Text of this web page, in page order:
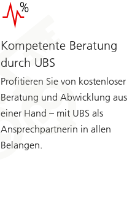
Kompetente Beratung
durch UBS
Profitieren Sie von kostenloser
Beratung und Abwicklung aus
einer Hand – mit UBS als
Ansprechpartnerin in allen
Belangen.